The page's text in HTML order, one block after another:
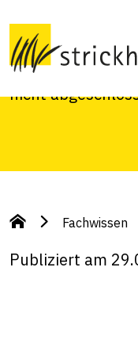
Nach einem
praktisch alle
zögerlich, noch
nicht
Fachwissen
Publiziert am